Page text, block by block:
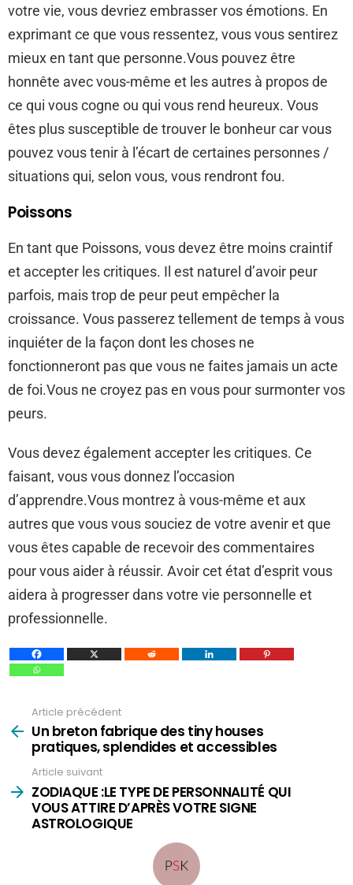
votre vie, vous devriez embrasser vos émotions. En
exprimant ce que vous ressentez, vous vous sentirez
mieux en tant que personne.Vous pouvez être
honnête avec vous-même et les autres à propos de
ce qui vous cogne ou qui vous rend heureux. Vous
êtes plus susceptible de trouver le bonheur car vous
pouvez vous tenir à l’écart de certaines personnes /
situations qui, selon vous, vous rendront fou.
Poissons
En tant que Poissons, vous devez être moins craintif
et accepter les critiques. Il est naturel d’avoir peur
parfois, mais trop de peur peut empêcher la
croissance. Vous passerez tellement de temps à vous
inquiéter de la façon dont les choses ne
fonctionneront pas que vous ne faites jamais un acte
de foi.Vous ne croyez pas en vous pour surmonter vos
peurs.
Vous devez également accepter les critiques. Ce
faisant, vous vous donnez l’occasion
d’apprendre.Vous montrez à vous-même et aux
autres que vous vous souciez de votre avenir et que
vous êtes capable de recevoir des commentaires
pour vous aider à réussir. Avoir cet état d’esprit vous
aidera à progresser dans votre vie personnelle et
professionnelle.
plus
Article précédent
Un breton fabrique des tiny houses
pratiques, splendides et accessibles
Article suivant
ZODIAQUE :LE TYPE DE PERSONNALITÉ QUI
VOUS ATTIRE D’APRÈS VOTRE SIGNE
ASTROLOGIQUE